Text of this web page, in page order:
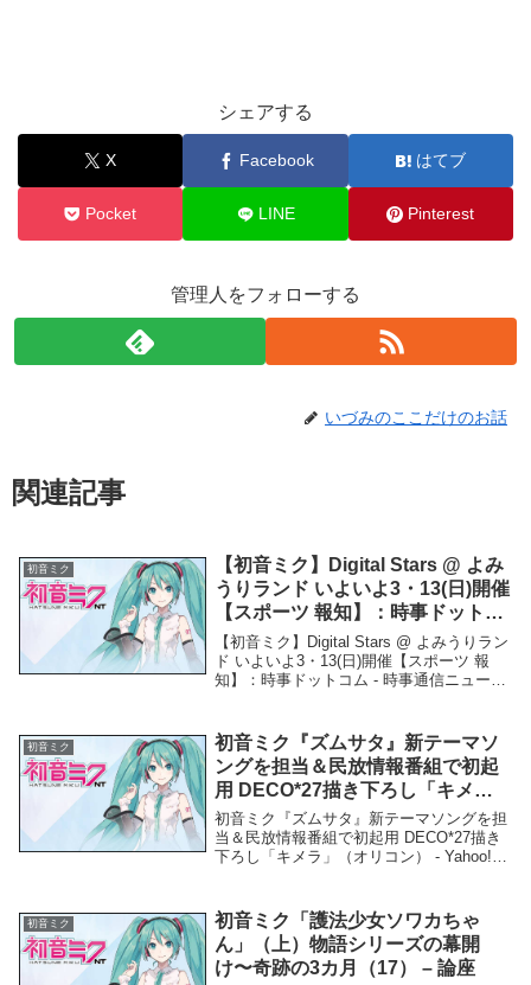
シェアする
X Facebook はてブ
Pocket LINE Pinterest
管理人をフォローする
いづみのここだけのお話
関連記事
初音ミク
【初音ミク】Digital Stars @ よみ
うりランド いよいよ3・13(日)開催
【スポーツ 報知】：時事ドットコ
ム – 時事通信ニュース
【初音ミク】Digital Stars @ よみうりラン
ド いよいよ3・13(日)開催【スポーツ 報
知】：時事ドットコム - 時事通信ニュース
初音ミク
初音ミク『ズムサタ』新テーマソ
ングを担当＆民放情報番組で初起
用 DECO*27描き下ろし「キメ
ラ」（オリコン） – Yahoo!ニュー
ス – Yahoo!ニュース
初音ミク『ズムサタ』新テーマソングを担
当＆民放情報番組で初起用 DECO*27描き
下ろし「キメラ」（オリコン） - Yahoo!ニ
を担当＆民放情報番組で初...
初音ミク
初音ミク「護法少女ソワカちゃ
ん」（上）物語シリーズの幕開
け〜奇跡の3カ月（17） – 論座